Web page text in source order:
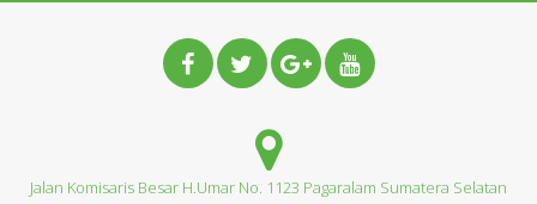
Jalan Komisaris Besar H.Umar No. 1123 Pagaralam Sumatera Selatan